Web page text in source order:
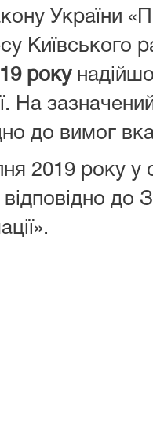
України
Київського
року
На
до вимог
2019 року у
відповідно